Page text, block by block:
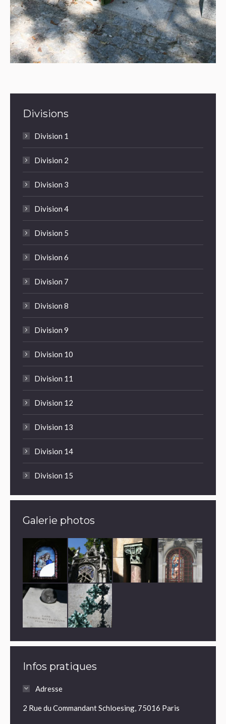
Divisions
Division 1
Division 2
Division 3
Division 4
Division 5
Division 6
Division 7
Division 8
Division 9
Division 10
Division 11
Division 12
Division 13
Division 14
Division 15
Galerie photos
Infos pratiques
Adresse
2 Rue du Commandant Schloesing, 75016 Paris